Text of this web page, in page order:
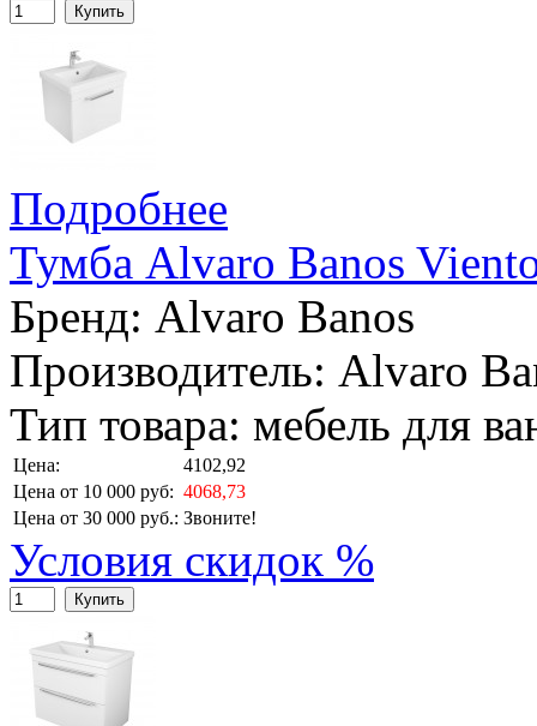
Купить
Подробнее
Тумба Alvaro Banos
Бренд: Alvaro Banos
Производитель: Alvaro
Тип товара: мебель для
Цена:
4102,92
Цена от 10 000 руб: 4068,73
Цена от 30 000 руб.: Звоните!
Условия скидок %
Купить